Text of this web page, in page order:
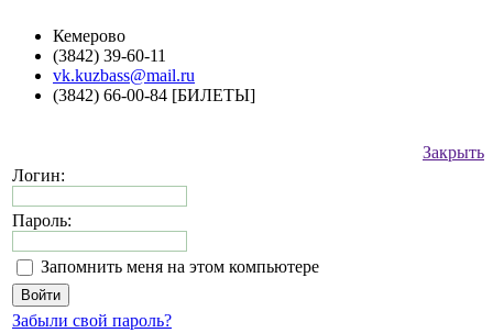
Кемерово
(3842) 39-60-11
vk.kuzbass@mail.ru
(3842) 66-00-84 [БИЛЕТЫ]
Закрыть
Логин:
Пароль:
Запомнить меня на этом компьютере
Забыли свой пароль?